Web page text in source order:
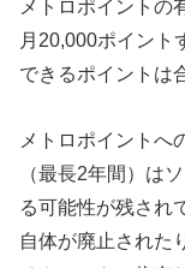
メトロポイントの
月20,000ポイント
できるポイントは
メトロポイントへ
（最長2年間）は
る可能性が残され
自体が廃止された